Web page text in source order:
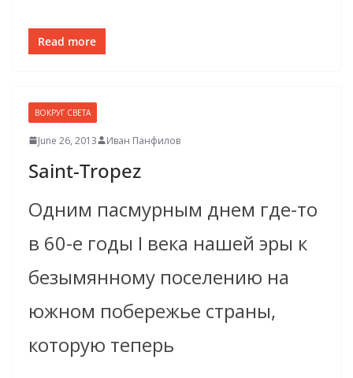
Read more
ВОКРУГ СВЕТА
June 26, 2013 Иван Панфилов
Saint-Tropez
Одним пасмурным днем где-то
в 60-е годы I века нашей эры к
безымянному поселению на
южном побережье страны,
которую теперь